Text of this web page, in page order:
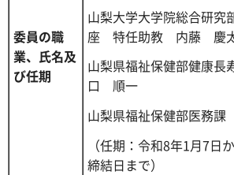
委員の職
業、氏名及
び任期
山梨大学大学院総合研究
座 特任助教 内藤 慶
山梨県福祉保健部健康
口 順一
山梨県福祉保健部医
（任期：令和8年1月7日
締結日まで）